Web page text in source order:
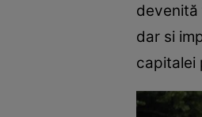
devenită
dar si
capitalei